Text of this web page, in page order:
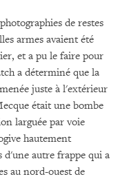
de restes
armes avaient été
et a pu le faire pour
a déterminé que la
juste à l'extérieur
était une bombe
larguée par voie
hautement
autre frappe qui a
au nord-ouest de